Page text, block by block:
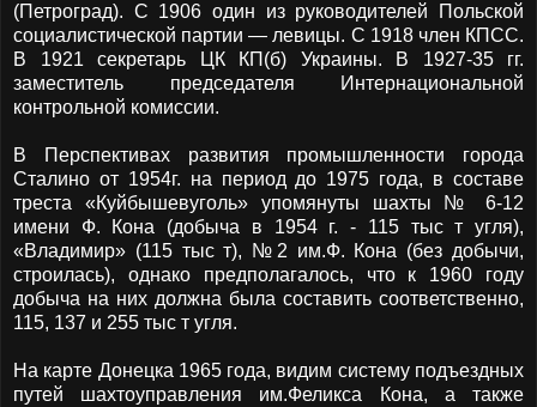
(Петроград). С 1906 один из руководителей Польской
социалистической партии — левицы. С 1918 член КПСС.
В 1921 секретарь ЦК КП(б) Украины. В 1927-35 гг.
заместитель председателя Интернациональной
контрольной комиссии.
В Перспективах развития промышленности города
Сталино от 1954г. на период до 1975 года, в составе
треста «Куйбышевуголь» упомянуты шахты № 6-12
имени Ф. Кона (добыча в 1954 г. - 115 тыс т угля),
«Владимир» (115 тыс т), №2 им.Ф. Кона (без добычи,
строилась), однако предполагалось, что к 1960 году
добыча на них должна была составить соответственно,
115, 137 и 255 тыс т угля.
На карте Донецка 1965 года, видим систему подъездных
путей шахтоуправления им.Феликса Кона, а также